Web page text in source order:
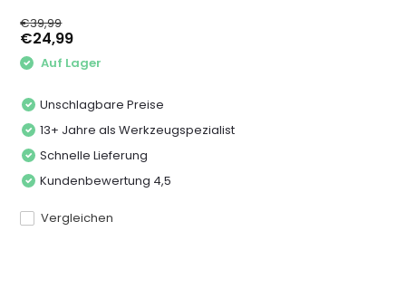
€39,99
€24,99
Auf Lager
Unschlagbare Preise
13+ Jahre als Werkzeugspezialist
Schnelle Lieferung
Kundenbewertung 4,5
Vergleichen